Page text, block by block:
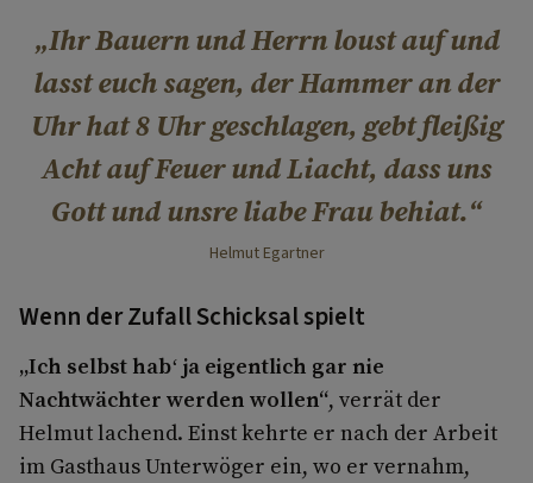
Ihr Bauern und Herrn loust auf und
lasst euch sagen, der Hammer an der
Uhr hat 8 Uhr geschlagen, gebt fleißig
Acht auf Feuer und Liacht, dass uns
Gott und unsre liabe Frau behiat.
Helmut Egartner
Wenn der Zufall Schicksal spielt
„Ich selbst hab‘ ja eigentlich gar nie
Nachtwächter werden wollen“, verrät der
Helmut lachend. Einst kehrte er nach der Arbeit
im Gasthaus Unterwöger ein, wo er vernahm,